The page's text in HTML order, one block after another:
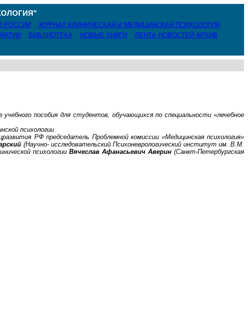
РОССИИ
ЖУРНАЛ КЛИНИЧЕСКАЯ И МЕДИЦИНСКАЯ ПСИХОЛОГИЯ
БИБЛИОТЕКА НОВЫЕ КНИГИ
ЛЕНТА НОВОСТЕЙ АРХИВ
пособия для студентов, обучающихся по специальности «лечебное
психологии
РФ председатель Проблемной комиссии «Медицинская психология»
(Научно- исследовательский Психоневрологический институт им.В.М.
психологии Вячеслав Афанасьевич Аверин(Санкт-Петербургская